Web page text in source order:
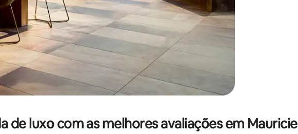
de luxo com as melhores avaliações em Mauricie